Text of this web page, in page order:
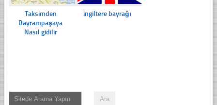
Taksimden
Bayrampaşaya
Nasıl gidilir
ingiltere bayrağı